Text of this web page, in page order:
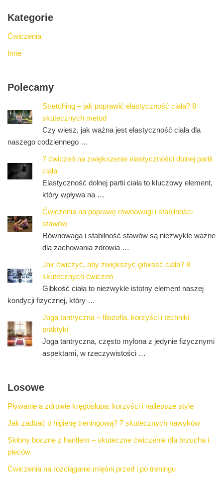
Kategorie
Ćwiczenia
Inne
Polecamy
Stretching – jak poprawić elastyczność ciała? 8
skutecznych metod
Czy wiesz, jak ważna jest elastyczność ciała dla
naszego codziennego …
7 ćwiczeń na zwiększenie elastyczności dolnej partii
ciała
Elastyczność dolnej partii ciała to kluczowy element,
który wpływa na …
Ćwiczenia na poprawę równowagi i stabilności
stawów
Równowaga i stabilność stawów są niezwykle ważne
dla zachowania zdrowia …
Jak ćwiczyć, aby zwiększyć gibkość ciała? 8
skutecznych ćwiczeń
Gibkość ciała to niezwykle istotny element naszej
kondycji fizycznej, który …
Joga tantryczna – filozofia, korzyści i techniki
praktyki
Joga tantryczna, często mylona z jedynie fizycznymi
aspektami, w rzeczywistości …
Losowe
Pływanie a zdrowie kręgosłupa: korzyści i najlepsze style
Jak zadbać o higienę treningową? 7 skutecznych nawyków
Skłony boczne z hantlem – skuteczne ćwiczenie dla brzucha i
pleców
Ćwiczenia na rozciąganie mięśni przed i po treningu